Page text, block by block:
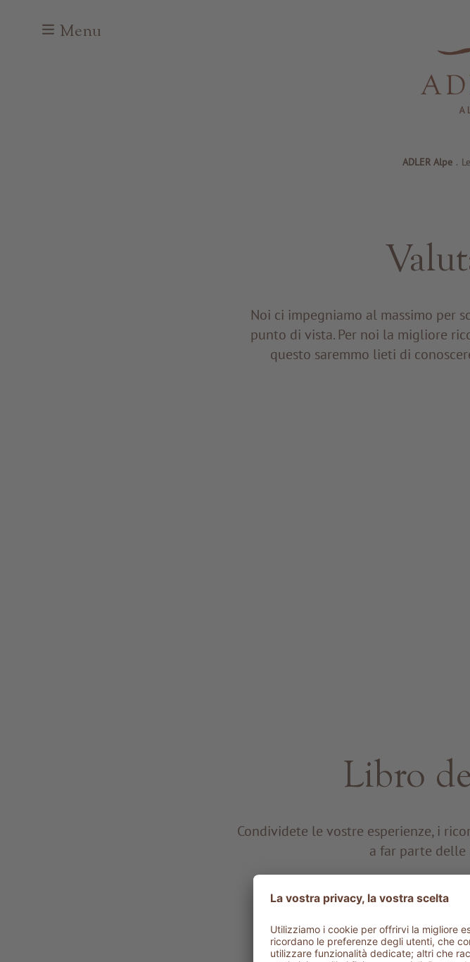
Menu
ADLER Alpe .
Noi ci impegniamo al massimo per
punto di vista. Per noi la migliore
questo saremmo lieti di
Libro
Condividete le vostre esperienze, i
a far parte delle